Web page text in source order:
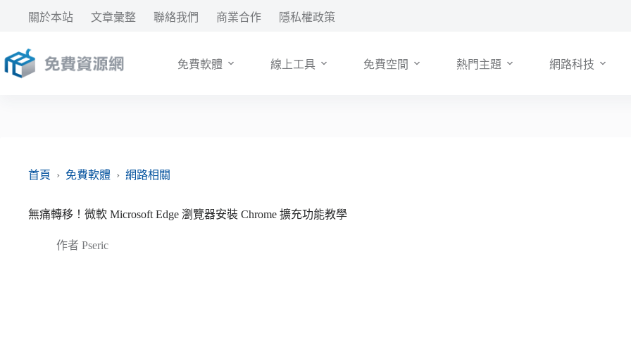
要
內
關於本站 文章彙整 聯絡我們 商業合作 隱私權政策
免費軟體 線上工具 免費空間 熱門主題 網路科技
首頁 › 免費軟體 › 網路相關
無痛轉移！微軟 Microsoft Edge 瀏覽器安裝 Chrome 擴充功能教學
作者 Pseric